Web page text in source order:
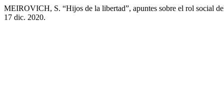
MEIROVICH, S. “Hijos de la libertad”, apuntes sobre el rol social
17 dic. 2020.